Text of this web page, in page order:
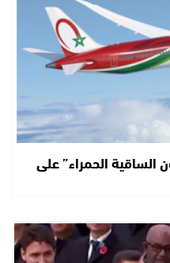
الساقية الحمراء” على